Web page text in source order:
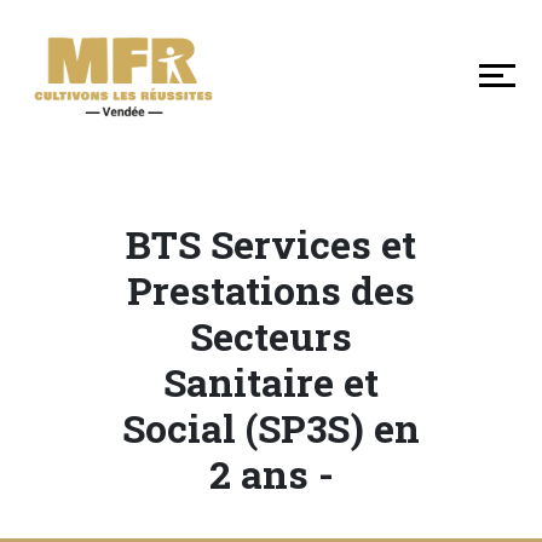
DÉCOUVRIR
NOS
MFR
FORMER
BTS Services et
Prestations des
Secteurs
Sanitaire et
Social (SP3S) en
2 ans -